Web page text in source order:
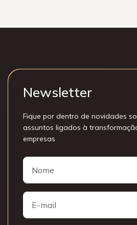
Newsletter
Fique por dentro de novidades
assuntos ligados à
empresas
Nome
E-
mail